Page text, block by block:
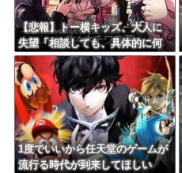
【悲報】トー横キッズ、大人に
失望「相談しても、具体的に何
もしてくれない。結果的に傷つ
く。福祉は自由が奪われる」
1度でいいから任天堂のゲームが
流行る時代が到来してほしい